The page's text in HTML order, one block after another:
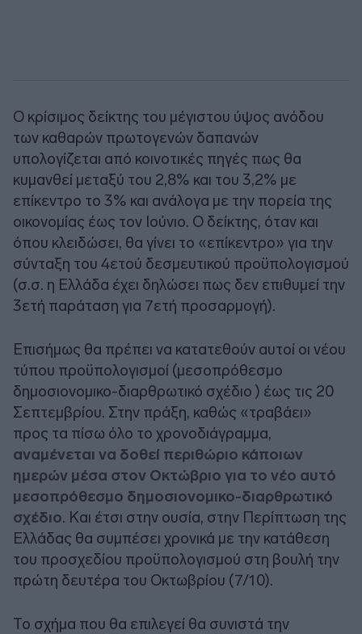
Ο κρίσιμος δείκτης του μέγιστου ύψος ανόδου
των καθαρών πρωτογενών δαπανών
υπολογίζεται από κοινοτικές πηγές πως θα
κυμανθεί μεταξύ του 2,8% και του 3,2% με
επίκεντρο το 3% και ανάλογα με την πορεία της
οικονομίας έως τον Ιούνιο. Ο δείκτης, όταν και
όπου κλειδώσει, θα γίνει το «επίκεντρο» για την
σύνταξη του 4ετού δεσμευτικού προϋπολογισμού
(σ.σ. η Ελλάδα έχει δηλώσει πως δεν επιθυμεί την
3ετή παράταση για 7ετή προσαρμογή).
Επισήμως θα πρέπει να κατατεθούν αυτοί οι νέου
τύπου προϋπολογισμοί (μεσοπρόθεσμο
δημοσιονομικο-διαρθρωτικό σχέδιο ) έως τις 20
Σεπτεμβρίου. Στην πράξη, καθώς «τραβάει»
προς τα πίσω όλο το χρονοδιάγραμμα,
αναμένεται να δοθεί περιθώριο κάποιων
ημερών μέσα στον Οκτώβριο για το νέο αυτό
μεσοπρόθεσμο δημοσιονομικο-διαρθρωτικό
σχέδιο. Και έτσι στην ουσία, στην Περίπτωση της
Ελλάδας θα συμπέσει χρονικά με την κατάθεση
του προσχεδίου προϋπολογισμού στη βουλή την
πρώτη δευτέρα του Οκτωβρίου (7/10).
Το σχήμα που θα επιλεγεί θα συνιστά την